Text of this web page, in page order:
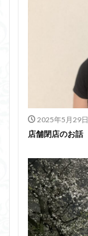
2025年5月29日
店舗閉店のお話